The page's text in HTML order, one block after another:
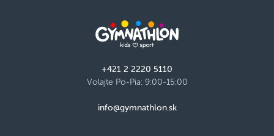
+421 2 2220 5110
Volajte Po-Pia: 9:00-15:00
info@gymnathlon.sk